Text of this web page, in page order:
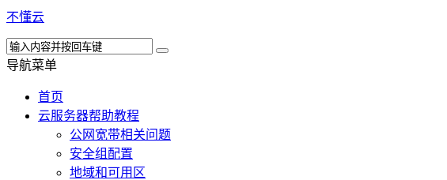
不懂云
导航菜单
首页
云服务器帮助教程
公网宽带相关问题
安全组配置
地域和可用区